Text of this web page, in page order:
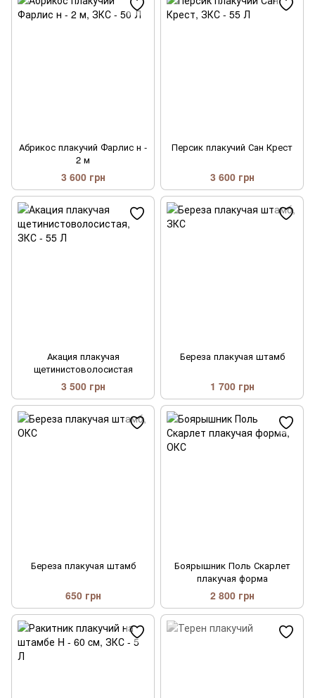
Абрикос плакучий Фарлис н -
2 м
3 600 грн
Персик плакучий Сан Крест
3 600 грн
Акация плакучая
щетинистоволосистая
3 500 грн
Береза плакучая штамб
1 700 грн
Береза плакучая штамб
650 грн
Боярышник Поль Скарлет
плакучая форма
2 800 грн